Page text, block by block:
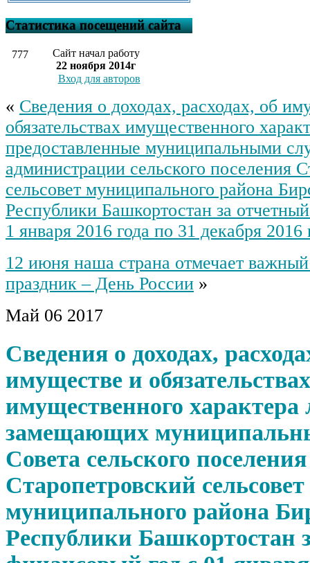
Статистика посещений сайта
777
Сайт начал работу
22 ноября 2014г
Вход для авторов
« Сведения о доходах, расходах, об
обязательствах имущественного
предоставленные муниципальными
администрации сельского поселения
сельсовет муниципального района
Республики Башкортостан за
1 января 2016 года по 31 декабря 2016
12 июня наша страна отмечает
праздник – День России »
Май 06 2017
Сведения о доходах,
имуществе и обязательствах
имущественного характера
замещающих
Совета сельского поселения
Старопетровский сельсовет
муниципального района
Республики Башкортостан